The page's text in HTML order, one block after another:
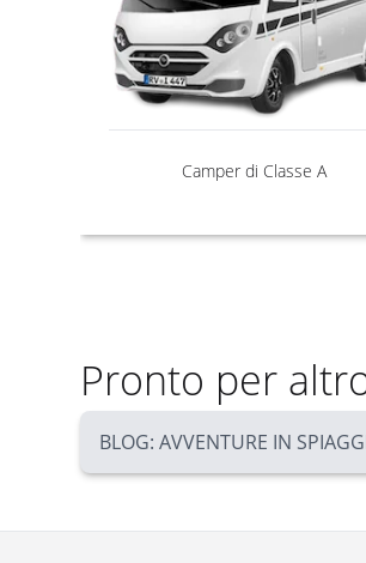
Camper di Classe A
Pronto per
BLOG: AVVENTURE IN